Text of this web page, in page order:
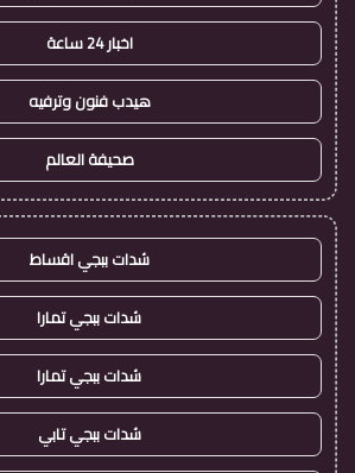
اخبار 24 ساعة
هيدب فنون وترفيه
صحيفة العالم
شدات ببجي اقساط
شدات ببجي تمارا
شدات ببجي تمارا
شدات ببجي تابي